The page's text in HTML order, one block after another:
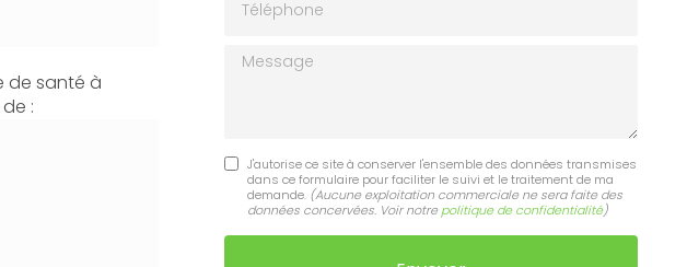
de santé à
:
Message
J'autorise ce site à conserver l'ensemble des données transmises
dans ce formulaire pour faciliter le suivi et le traitement de ma
demande. (Aucune exploitation commerciale ne sera faite des
données concervées. Voir notre politique de confidentialité)